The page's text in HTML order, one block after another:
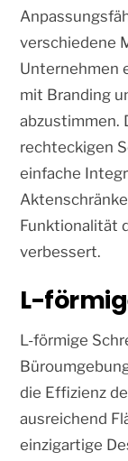
verschiedene
Unternehmen
mit Branding
abzustimmen.
rechteckigen
einfache
Funktionalität
verbessert.
L-
L-förmige
die Effizienz
ausreichend
einzigartige